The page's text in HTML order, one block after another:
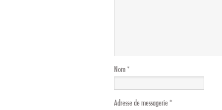
Nom*
Adresse de messagerie*